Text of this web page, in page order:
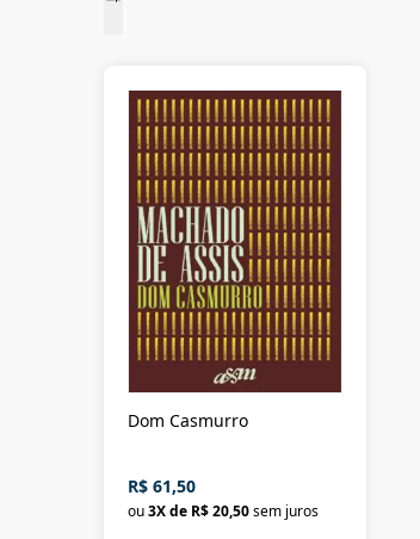
Dom Casmurro
R$ 61,50
ou3X de R$ 20,50sem juros